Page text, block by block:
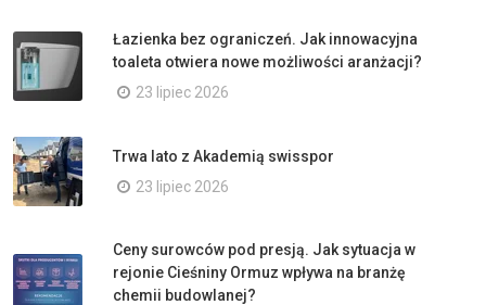
Łazienka bez ograniczeń. Jak innowacyjna
toaleta otwiera nowe możliwości aranżacji?
23 lipiec 2026
Trwa lato z Akademią swisspor
23 lipiec 2026
Ceny surowców pod presją. Jak sytuacja w
rejonie Cieśniny Ormuz wpływa na branżę
chemii budowlanej?